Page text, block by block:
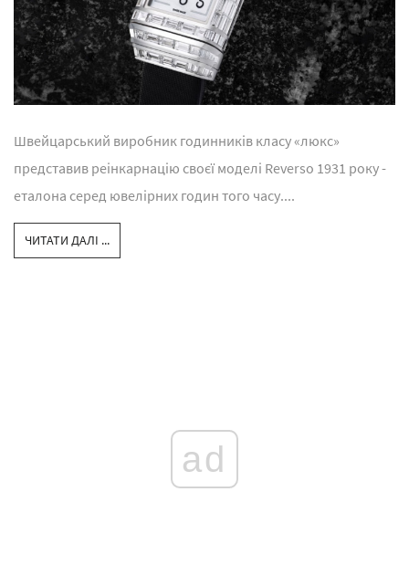
Швейцарський виробник годинників класу «люкс»
представив реінкарнацію своєї моделі Reverso 1931 року -
еталона серед ювелірних годин того часу....
ЧИТАТИ ДАЛІ ...
ad